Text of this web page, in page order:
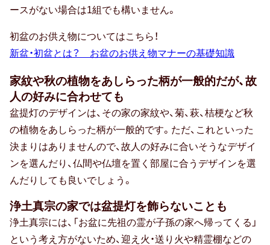
お中元
暑中・残暑見舞い
お歳暮
お年賀
母の日
父の日
敬老の日
ひな祭り
ースがない場合は1組でも構いません。
初盆のお供え物についてはこちら！
新盆・初盆とは？ お盆のお供え物マナーの基礎知識
家紋や秋の植物をあしらった柄が一般的だが、故
人の好みに合わせても
盆提灯のデザインは、その家の家紋や、菊、萩、桔梗など秋
の植物をあしらった柄が一般的です。ただ、これといった
決まりはありませんので、故人の好みに合いそうなデザイ
ンを選んだり、仏間や仏壇を置く部屋に合うデザインを選
んだりしても良いでしょう。
浄土真宗の家では盆提灯を飾らないことも
浄土真宗には、「お盆に先祖の霊が子孫の家へ帰ってくる」
という考え方がないため、迎え火・送り火や精霊棚などの